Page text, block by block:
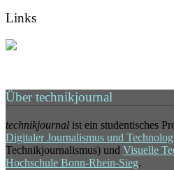
Links
Über technikjournal
technikjournal ist ein studentisches
Digitaler Journalismus und
Technikjournalismus) und Visuelle
Hochschule Bonn-Rhein-Sieg.